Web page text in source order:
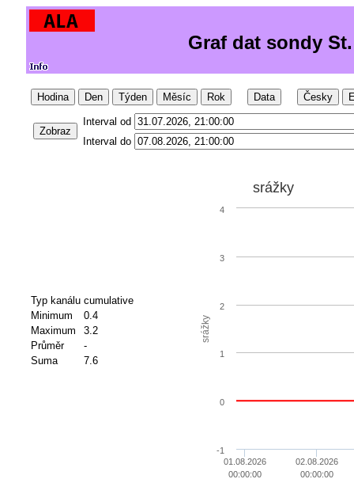
Graf dat sondy
Hodina Den Týden Měsíc Rok Data Česky
Zobraz
Interval od
Interval do
Typ kanálu cumulative
Minimum
0.4
Maximum
3.2
Průměr
-
Suma
7.6
srážky
srážky
01.08.2026
00:00:00
02.08.2026
00:00:00
0
1
2
3
-1
4